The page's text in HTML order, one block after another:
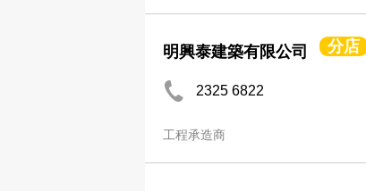
明興泰建築有限公司 分店
2325 6822
工程承造商